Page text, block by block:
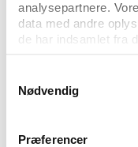
analysepartnere.
data med andre
de har indsamlet fra
Nødvendig
Præferencer
”Det er et aktuelt
at kunne gøre en
skolerne,” siger
Syddansk